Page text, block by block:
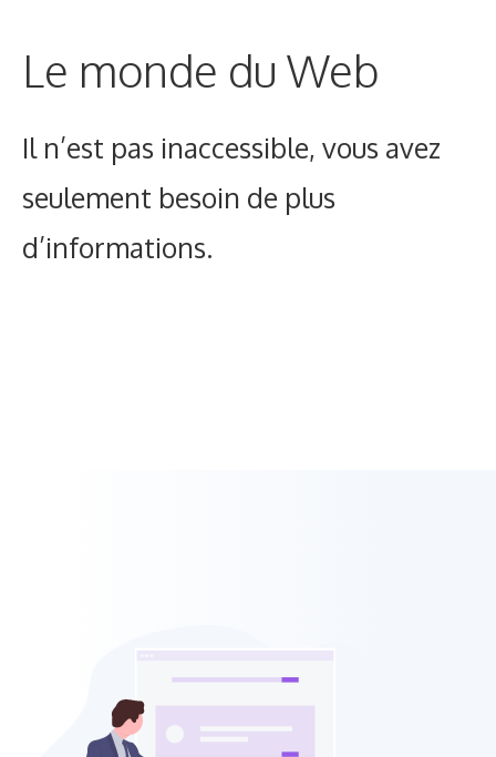
Le monde du Web
Il n’est pas inaccessible, vous avez
seulement besoin de plus
d’informations.